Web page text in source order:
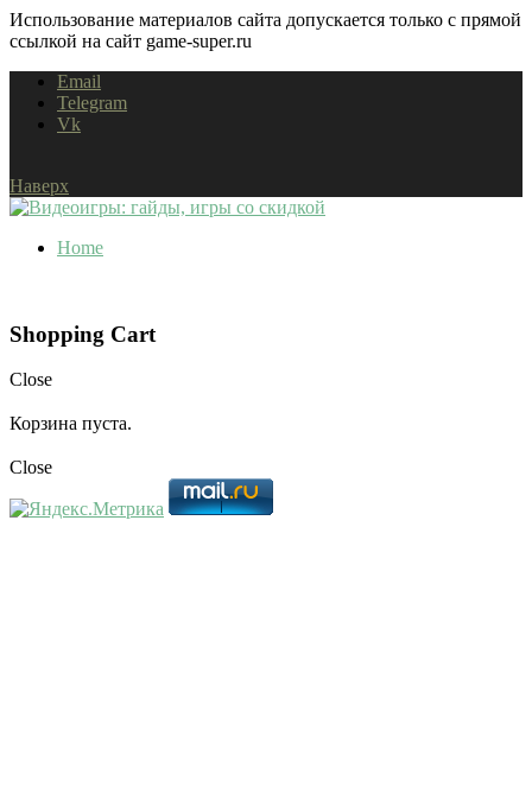
Использование материалов сайта допускается только с прямой
ссылкой на сайт game-super.ru
Email
Telegram
Vk
Наверх
Home
Shopping Cart
Close
Корзина пуста.
Close